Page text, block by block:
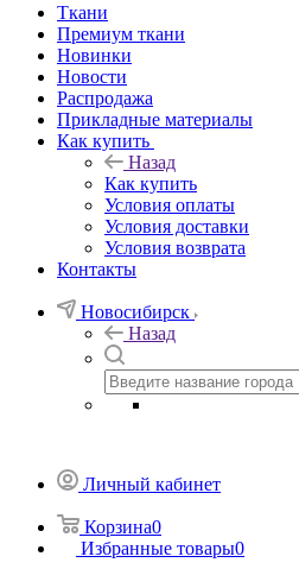
Ткани
Премиум ткани
Новинки
Новости
Распродажа
Прикладные материалы
Как купить
Назад
Как купить
Условия оплаты
Условия доставки
Условия возврата
Контакты
Новосибирск
Назад
Личный кабинет
Корзина0
Избранные товары0